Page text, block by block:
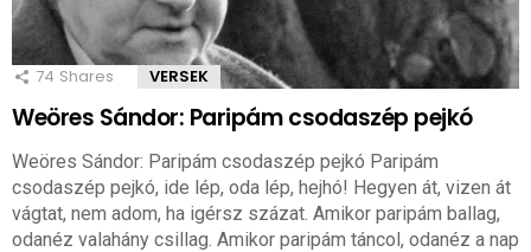
74 Shares VERSEK
Weöres Sándor: Paripám csodaszép pejkó
Weöres Sándor: Paripám csodaszép pejkó Paripám
csodaszép pejkó, ide lép, oda lép, hejhó! Hegyen át, vizen át
vágtat, nem adom, ha igérsz százat. Amikor paripám ballag,
odanéz valahány csillag. Amikor paripám táncol, odanéz a nap